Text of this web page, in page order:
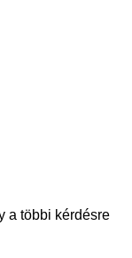
a többi kérdésre